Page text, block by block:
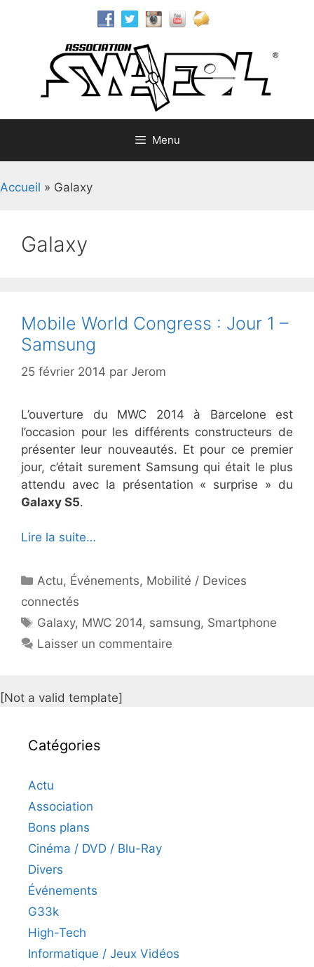
Menu
Accueil » Galaxy
Galaxy
Mobile World Congress : Jour 1 –
Samsung
25 février 2014 par Jerom
L’ouverture du MWC 2014 à Barcelone est
l’occasion pour les différents constructeurs de
présenter leur nouveautés. Et pour ce premier
jour, c’était surement Samsung qui était le plus
attendu avec la présentation « surprise » du
Galaxy S5.
Lire la suite…
Catégories
Actu, Événements, Mobilité / Devices
connectés
Étiquettes
Galaxy, MWC 2014, samsung, Smartphone
Laisser un commentaire
[Not a valid template]
Catégories
Actu
Association
Bons plans
Cinéma / DVD / Blu-Ray
Divers
Événements
G33k
High-Tech
Informatique / Jeux Vidéos